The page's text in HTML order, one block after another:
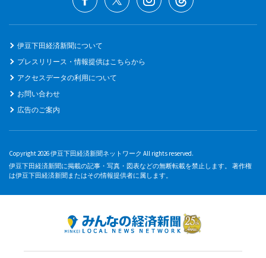
伊豆下田経済新聞について
プレスリリース・情報提供はこちらから
アクセスデータの利用について
お問い合わせ
広告のご案内
Copyright 2026 伊豆下田経済新聞ネットワーク All rights reserved.
伊豆下田経済新聞に掲載の記事・写真・図表などの無断転載を禁止します。 著作権
は伊豆下田経済新聞またはその情報提供者に属します。